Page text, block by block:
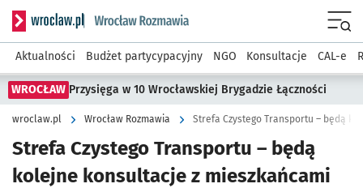
Serwis informacyjny wroclaw.pl podserwis: Rozmawia
Aktualności Budżet partycypacyjny NGO Konsultacje CAL-e
WROCŁAW Przysięga w 10 Wrocławskiej Brygadzie Łączności
wroclaw.pl Wrocław Rozmawia Strefa Czystego Transportu – będą
Strefa Czystego Transportu – będą
kolejne konsultacje z mieszkańcami